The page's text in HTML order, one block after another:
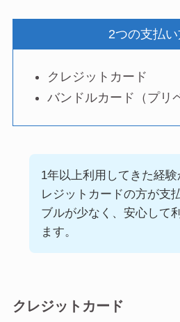
2つの支払
クレジットカード
バンドルカード（プリ
1年以上利用してきた経験
レジットカードの方が支
ブルが少なく、安心して
ます。
クレジットカード